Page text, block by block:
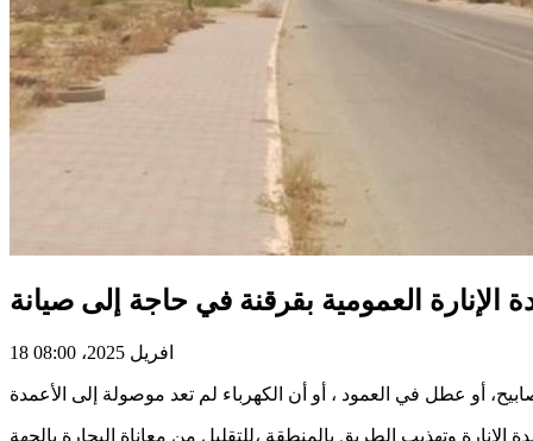
18 افريل 2025، 08:00